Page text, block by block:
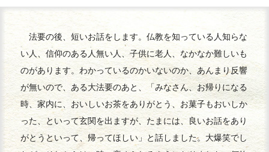
法要の後、短いお話をします。仏教を知っている人知らな
い人、信仰のある人無い人、子供に老人、なかなか難しいも
のがあります。わかっているのかいないのか、あんまり反響
が無いので、ある大法要のあと、「みなさん、お帰りになる
時、家内に、おいしいお茶をありがとう、お菓子もおいしか
った、といって玄関を出ますが、たまには、良いお話をあり
がとうといって、帰ってほしい」と話しました。大爆笑でし